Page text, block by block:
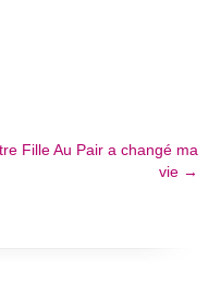
Fille Au Pair a changé ma
vie →